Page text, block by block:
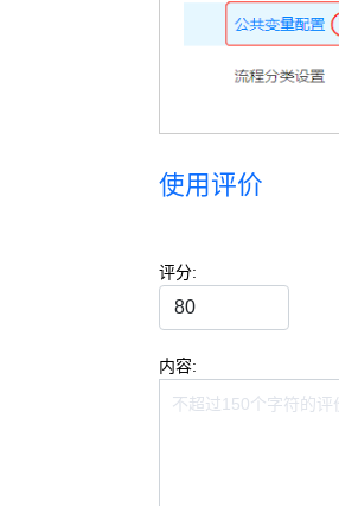
使用评价
评分:
内容: